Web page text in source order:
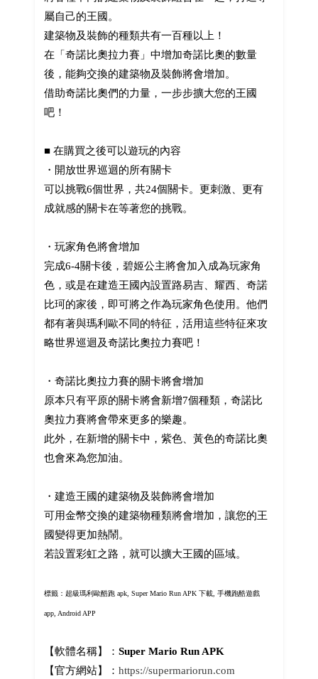
屬自己的王國。
建築物及裝飾的種類共有一百種以上！
在「奇諾比奧拉力賽」中增加奇諾比奧的數量
後，能夠交換的建築物及裝飾將會增加。
借助奇諾比奧們的力量，一步步擴大您的王國
吧！
■ 在購買之後可以遊玩的內容
・開放世界巡迴的所有關卡
可以挑戰6個世界，共24個關卡。更刺激、更有
成就感的關卡在等著您的挑戰。
・玩家角色將會增加
完成6-4關卡後，碧姬公主將會加入成為玩家角
色，或是在建造王國內設置路易吉、耀西、奇諾
比珂的家後，即可將之作為玩家角色使用。他們
都有著與瑪利歐不同的特征，活用這些特征來攻
略世界巡迴及奇諾比奧拉力賽吧！
・奇諾比奧拉力賽的關卡將會增加
原本只有平原的關卡將會新增7個種類，奇諾比
奧拉力賽將會帶來更多的樂趣。
此外，在新增的關卡中，紫色、黃色的奇諾比奧
也會來為您加油。
・建造王國的建築物及裝飾將會增加
可用金幣交換的建築物種類將會增加，讓您的王
國變得更加熱鬧。
若設置彩虹之路，就可以擴大王國的區域。
標籤：超級瑪利歐酷跑 apk, Super Mario Run APK 下載, 手機跑酷遊戲
app, Android APP
【軟體名稱】： Super Mario Run APK
【官方網站】： https://supermariorun.com